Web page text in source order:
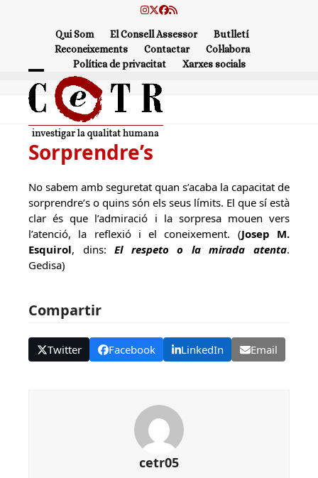
Instagram
Twitter
Facebook
RSS
Qui Som El Consell Assessor
Butlletí
Reconeixements
Contactar
Col·labora
Política de privacitat
Xarxes socials
Open
mobile
menu
Close
mobile
menu
Sorprendre’s
No sabem amb seguretat quan s’acaba la capacitat de
sorprendre’s o quins són els seus límits. El que sí està
clar és que l’admiració i la sorpresa mouen vers
l’atenció, la reflexió i el coneixement. (Josep M.
Esquirol, dins:El respeto o la mirada atenta.
Gedisa)
Compartir
Twitter Facebook LinkedIn Email
cetr05